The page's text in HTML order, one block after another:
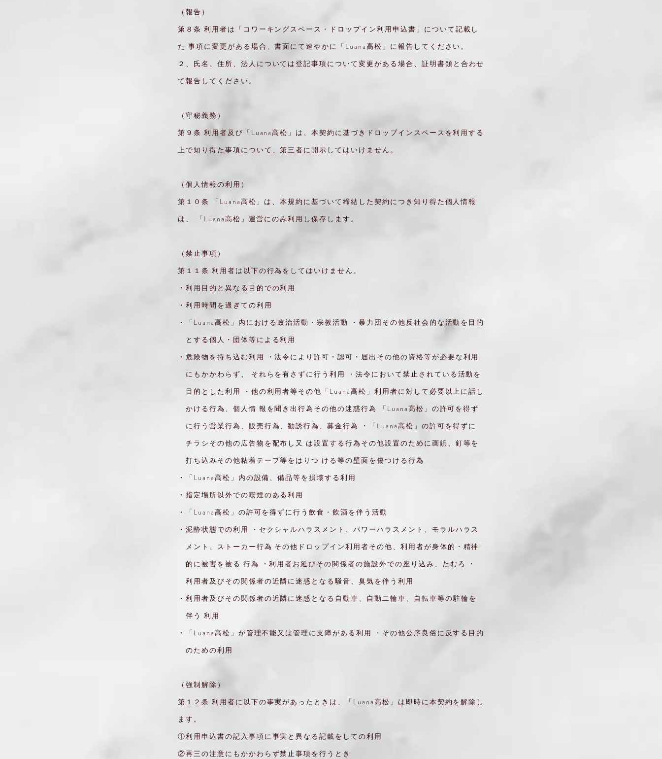
（報告）
第８条 利用者は「コワーキングスペース・ドロップイン利用申込書」について記載し
た 事項に変更がある場合、書面にて速やかに「Luana高松」に報告してください。
２、氏名、住所、法人については登記事項について変更がある場合、証明書類と合わせ
て報告してください。
（守秘義務）
第９条 利用者及び「Luana高松」は、本契約に基づきドロップインスペースを利用する
上で知り得た事項について、第三者に開示してはいけません。
（個人情報の利用）
第１０条 「Luana高松」は、本規約に基づいて締結した契約につき知り得た個人情報
は、 「Luana高松」運営にのみ利用し保存します。
（禁止事項）
第１１条 利用者は以下の行為をしてはいけません。
・利用目的と異なる目的での利用
・利用時間を過ぎての利用
・「Luana高松」内における政治活動・宗教活動 ・暴力団その他反社会的な活動を目的
とする個人・団体等による利用
・危険物を持ち込む利用 ・法令により許可・認可・届出その他の資格等が必要な利用
にもかかわらず、 それらを有さずに行う利用 ・法令において禁止されている活動を
目的とした利用 ・他の利用者等その他「Luana高松」利用者に対して必要以上に話し
かける行為、個人情 報を聞き出行為その他の迷惑行為 「Luana高松」の許可を得ず
に行う営業行為、販売行為、勧誘行為、募金行為 ・「Luana高松」の許可を得ずに
チラシその他の広告物を配布し又 は設置する行為その他設置のために画鋲、釘等を
打ち込みその他粘着テープ等をはりつ ける等の壁面を傷つける行為
・「Luana高松」内の設備、備品等を損壊する利用
・指定場所以外での喫煙のある利用
・「Luana高松」の許可を得ずに行う飲食・飲酒を伴う活動
・泥酔状態での利用 ・セクシャルハラスメント、パワーハラスメント、モラルハラス
メント、ストーカー行為 その他ドロップイン利用者その他、利用者が身体的・精神
的に被害を被る 行為 ・利用者お延びその関係者の施設外での座り込み、たむろ ・
利用者及びその関係者の近隣に迷惑となる騒音、臭気を伴う利用
・利用者及びその関係者の近隣に迷惑となる自動車、自動二輪車、自転車等の駐輪を
伴う 利用
・「Luana高松」が管理不能又は管理に支障がある利用 ・その他公序良俗に反する目的
のための利用
（強制解除）
第１２条 利用者に以下の事実があったときは、「Luana高松」は即時に本契約を解除し
ます。
①利用申込書の記入事項に事実と異なる記載をしての利用
②再三の注意にもかかわらず禁止事項を行うとき